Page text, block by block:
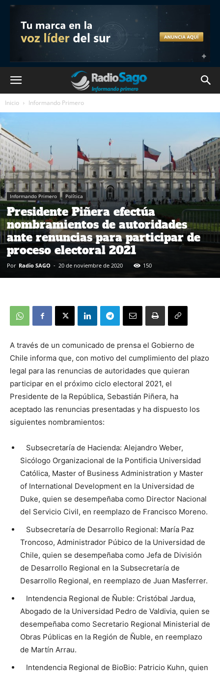
Inicio Informando Primero
Informando Primero Política
Presidente Piñera efectúa
nombramientos de autoridades
ante renuncias para participar de
proceso electoral 2021
Por Radio SAGO - 20 de noviembre de 2020 150
A través de un comunicado de prensa el Gobierno de
Chile informa que, con motivo del cumplimiento del plazo
legal para las renuncias de autoridades que quieran
participar en el próximo ciclo electoral 2021, el
Presidente de la República, Sebastián Piñera, ha
aceptado las renuncias presentadas y ha dispuesto los
siguientes nombramientos:
Subsecretaría de Hacienda: Alejandro Weber,
Sicólogo Organizacional de la Pontificia Universidad
Católica, Master of Business Administration y Master
of International Development en la Universidad de
Duke, quien se desempeñaba como Director Nacional
del Servicio Civil, en reemplazo de Francisco Moreno.
Subsecretaría de Desarrollo Regional: María Paz
Troncoso, Administrador Púbico de la Universidad de
Chile, quien se desempeñaba como Jefa de División
de Desarrollo Regional en la Subsecretaría de
Desarrollo Regional, en reemplazo de Juan Masferrer.
Intendencia Regional de Ñuble: Cristóbal Jardua,
Abogado de la Universidad Pedro de Valdivia, quien se
desempeñaba como Secretario Regional Ministerial de
Obras Públicas en la Región de Ñuble, en reemplazo
de Martín Arrau.
Intendencia Regional de BioBio: Patricio Kuhn, quien